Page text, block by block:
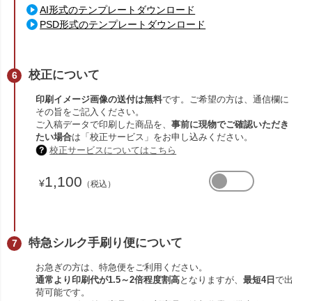
AI形式のテンプレートダウンロード
PSD形式のテンプレートダウンロード
校正について
印刷イメージ画像の送付は無料です。ご希望の方は、通信欄に
その旨をご記入ください。
ご入稿データで印刷した商品を、事前に現物でご確認いただき
たい場合は「校正サービス」をお申し込みください。
校正サービスについてはこちら
¥1,100 （税込）
特急シルク手刷り便について
お急ぎの方は、特急便をご利用ください。
通常より印刷代が1.5～2倍程度割高となりますが、最短4日で出
荷可能です。